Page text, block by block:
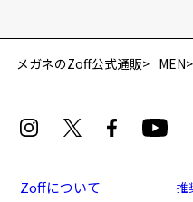
メガネのZoff公式通販 MEN
Zoffについて
推